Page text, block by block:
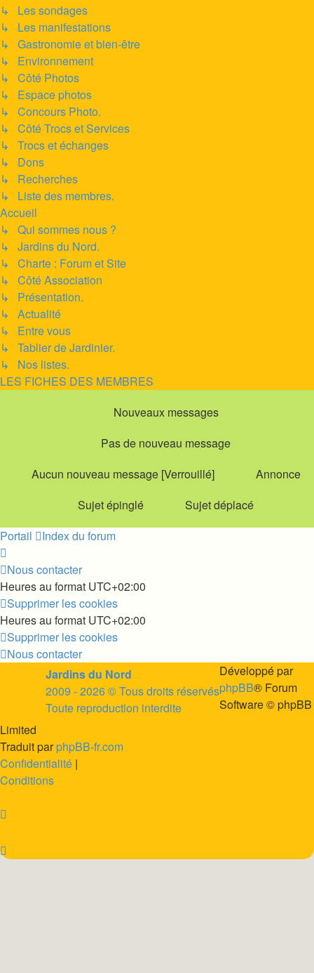
↳ Les sondages
↳ Les manifestations
↳ Gastronomie et bien-être
↳ Environnement
↳ Côté Photos
↳ Espace photos
↳ Concours Photo.
↳ Côté Trocs et Services
↳ Trocs et échanges
↳ Dons
↳ Recherches
↳ Liste des membres.
Accueil
↳ Qui sommes nous ?
↳ Jardins du Nord.
↳ Charte : Forum et Site
↳ Côté Association
↳ Présentation.
↳ Actualité
↳ Entre vous
↳ Tablier de Jardinier.
↳ Nos listes.
LES FICHES DES MEMBRES
Nouveaux messages
Pas de nouveau message
Aucun nouveau message [Verrouillé]
Annonce
Sujet épinglé
Sujet déplacé
Portail
Index du forum
Nous contacter
Heures au format UTC+02:00
Supprimer les cookies
Heures au format UTC+02:00
Supprimer les cookies
Nous contacter
Jardins du Nord
2009 - 2026 © Tous droits réservés
Toute reproduction interdite
Développé par
phpBB® Forum
Software © phpBB
Limited
Traduit parphpBB-fr.com
Confidentialité |
Conditions